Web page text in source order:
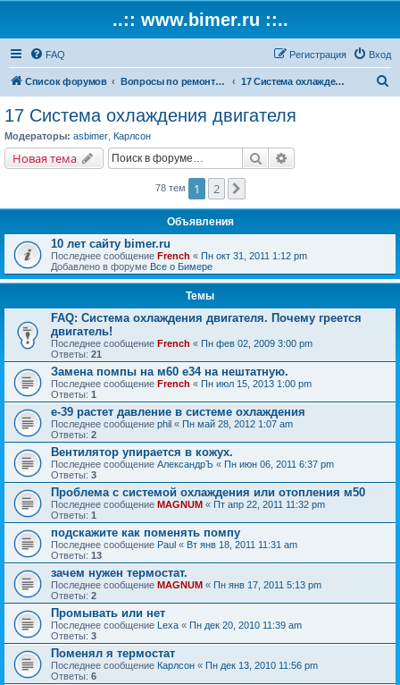
..:: www.bimer.ru ::..
FAQ Вход
Регистрация
Список форумов Вопросы по ремонту и обслуживанию BMW 17 Система охлаждения двигателя
17 Система охлаждения двигателя
Модераторы: asbimer Карлсон
Новая тема Поиск
78 тем 1 2
Объявления
10 лет сайту bimer.ru
Последнее сообщение French « Пн окт 31, 2011 1:12 pm
Добавлено в форуме Все о Бимере
Темы
FAQ: Система охлаждения двигателя. Почему греется
двигатель!
Последнее сообщение French « Пн фев 02, 2009 3:00 pm
Ответы: 21
Замена помпы на м60 е34 на нештатную.
Последнее сообщение French « Пн июл 15, 2013 1:00 pm
Ответы: 1
e-39 растет давление в системе охлаждения
Последнее сообщение phil « Пн май 28, 2012 1:07 am
Ответы: 2
Вентилятор упирается в кожух.
Последнее сообщение АлександрЪ « Пн июн 06, 2011 6:37 pm
Ответы: 3
Проблема с системой охлаждения или отопления м50
Последнее сообщение MAGNUM « Пт апр 22, 2011 11:32 pm
Ответы: 1
подскажите как поменять помпу
Последнее сообщение Paul « Вт янв 18, 2011 11:31 am
Ответы: 13
зачем нужен термостат.
Последнее сообщение MAGNUM « Пн янв 17, 2011 5:13 pm
Ответы: 2
Промывать или нет
Последнее сообщение Lexa « Пн дек 20, 2010 11:39 am
Ответы: 3
Поменял я термостат
Последнее сообщение Карлсон « Пн дек 13, 2010 11:56 pm
Ответы: 6